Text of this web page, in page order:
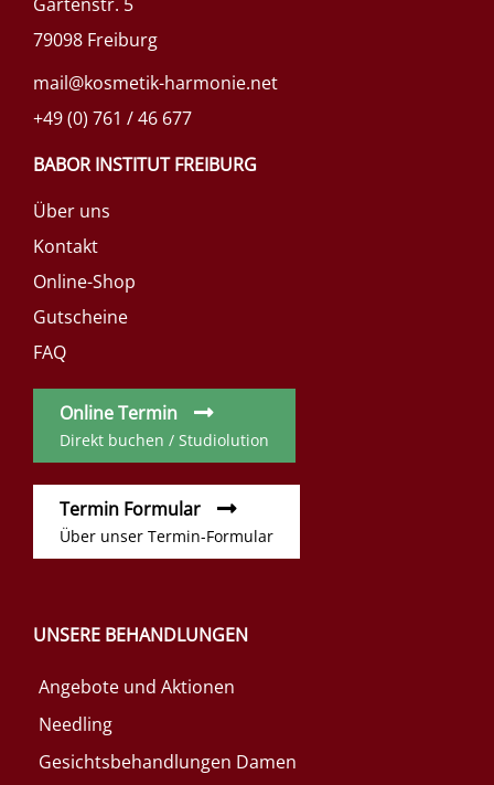
79098 Freiburg
mail@kosmetik-harmonie.net
+49 (0) 761 / 46 677
BABOR INSTITUT FREIBURG
Über uns
Kontakt
Online-Shop
Gutscheine
FAQ
Online Termin
Direkt buchen / Studiolution
Termin Formular
Über unser Termin-Formular
UNSERE BEHANDLUNGEN
Angebote und Aktionen
Needling
Gesichtsbehandlungen Damen